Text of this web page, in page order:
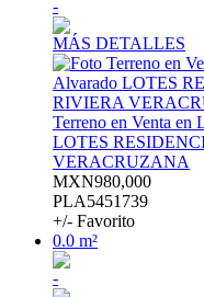
-
MÁS DETALLES
Terreno en Venta en
LOTES
VERACRUZANA
MXN980,000
PLA5451739
+/- Favorito
0.0 m²
-